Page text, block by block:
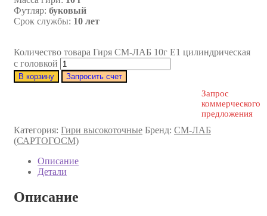
Футляр: буковый
Срок службы: 10 лет
Количество товара Гиря СМ-ЛАБ 10г E1 цилиндрическая
с головкой
В корзину Запросить счет
Запрос
коммерческого
предложения
Категория: Гири высокоточные Бренд: СМ-ЛАБ
(САРТОГОСМ)
Описание
Детали
Описание